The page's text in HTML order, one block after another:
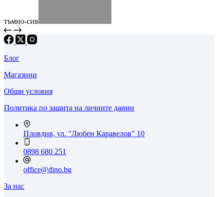
тъмно-сив
Блог
Магазини
Общи условия
Политика по защита на личните данни
Пловдив, ул. "Любен Каравелов” 10
0898 680 251
office@dino.bg
За нас